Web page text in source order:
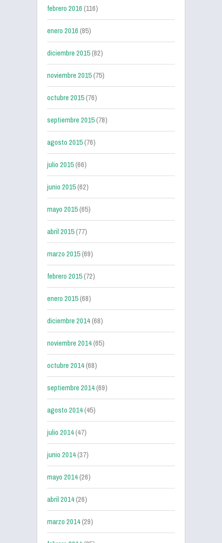
febrero 2016(116)
enero 2016(85)
diciembre 2015(82)
noviembre 2015(75)
octubre 2015(76)
septiembre 2015(78)
agosto 2015(76)
julio 2015(66)
junio 2015(62)
mayo 2015(65)
abril 2015(77)
marzo 2015(69)
febrero 2015(72)
enero 2015(68)
diciembre 2014(68)
noviembre 2014(65)
octubre 2014(68)
septiembre 2014(69)
agosto 2014(45)
julio 2014(47)
junio 2014(37)
mayo 2014(26)
abril 2014(26)
marzo 2014(29)